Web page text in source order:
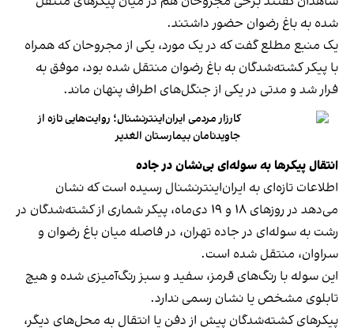
شده به باغ رضوان حضور داشتند.
یک منبع مطلع گفت که در یک مورد، یکی از مجروحان که همراه
با پیکر کشته‌شدگان به باغ رضوان منتقل شده بود، موفق به
فرار شد و مدتی در یکی از جنگل‌های اطراف پنهان ماند.
کارزار مردمی ایران‌اینترنشنال؛ روایت‌هایی تازه از
جاوید‌نامان بیمارستان الغدیر
انتقال پیکرها به سوله‌ای بی‌نشان در جاده
اطلاعات تازه‌ای به ایران‌اینترنشنال رسیده است که نشان
می‌دهد در روزهای ۱۸ و ۱۹ دی‌ماه، پیکر شماری از کشته‌شدگان در
رشت به سوله‌ای در جاده تهران، در فاصله میان باغ رضوان و
سراوان، منتقل شده است.
این سوله با رنگ‌های قرمز، سفید و سبز رنگ‌آمیزی شده و هیچ
تابلوی مشخص یا نشان رسمی ندارد.
پیکرهای کشته‌شدگان پیش از دفن یا انتقال به محل‌های دیگر،